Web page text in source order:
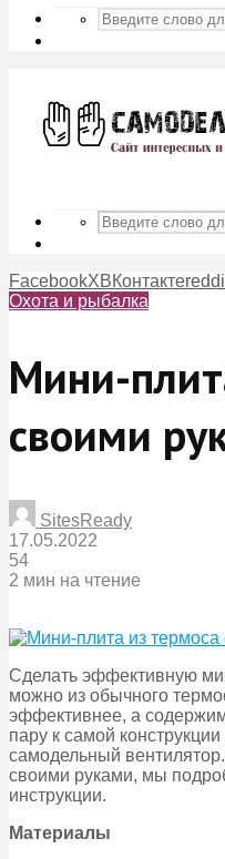
FacebookXВКонтакте
Охота и рыбалка
Мини-
своими
SitesReady
17.05.2022
54
2 мин на чтение
Сделать эффективную
можно из обычного
эффективнее, а
пару к самой
самодельный
своими руками, мы
инструкции.
Материалы